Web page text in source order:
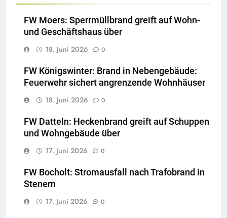
FW Moers: Sperrmüllbrand greift auf Wohn-
und Geschäftshaus über
18. Juni 2026
0
FW Königswinter: Brand in Nebengebäude:
Feuerwehr sichert angrenzende Wohnhäuser
18. Juni 2026
0
FW Datteln: Heckenbrand greift auf Schuppen
und Wohngebäude über
17. Juni 2026
0
FW Bocholt: Stromausfall nach Trafobrand in
Stenern
17. Juni 2026
0